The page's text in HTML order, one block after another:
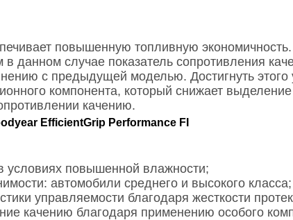
повышенную топливную
в данном случае показатель сопротивления
с предыдущей моделью. Достигнуть этого
компонента, который снижает
качению.
EfficientGrip Performance FI
условиях повышенной влажности;
автомобили среднего и высокого класса;
управляемости благодаря жесткости
качению благодаря применению особого